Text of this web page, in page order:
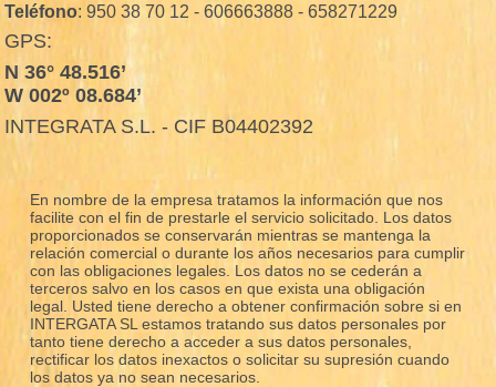
Teléfono: 950 38 70 12 - 606663888 - 658271229
GPS:
N 36° 48.516’
W 002º 08.684’
INTEGRATA S.L. - CIF B04402392
En nombre de la empresa tratamos la información que nos
facilite con el fin de prestarle el servicio solicitado. Los datos
proporcionados se conservarán mientras se mantenga la
relación comercial o durante los años necesarios para cumplir
con las obligaciones legales. Los datos no se cederán a
terceros salvo en los casos en que exista una obligación
legal. Usted tiene derecho a obtener confirmación sobre si en
INTERGATA SL estamos tratando sus datos personales por
tanto tiene derecho a acceder a sus datos personales,
rectificar los datos inexactos o solicitar su supresión cuando
los datos ya no sean necesarios.